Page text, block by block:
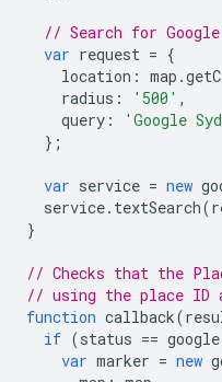
// Search for
var request = {
location : map .
radius : '500' ,
query :
'Google
};
var service = new
service. textSearch(
}
// Checks that the
// using the place ID
function callback(
if (status == google
var marker = new